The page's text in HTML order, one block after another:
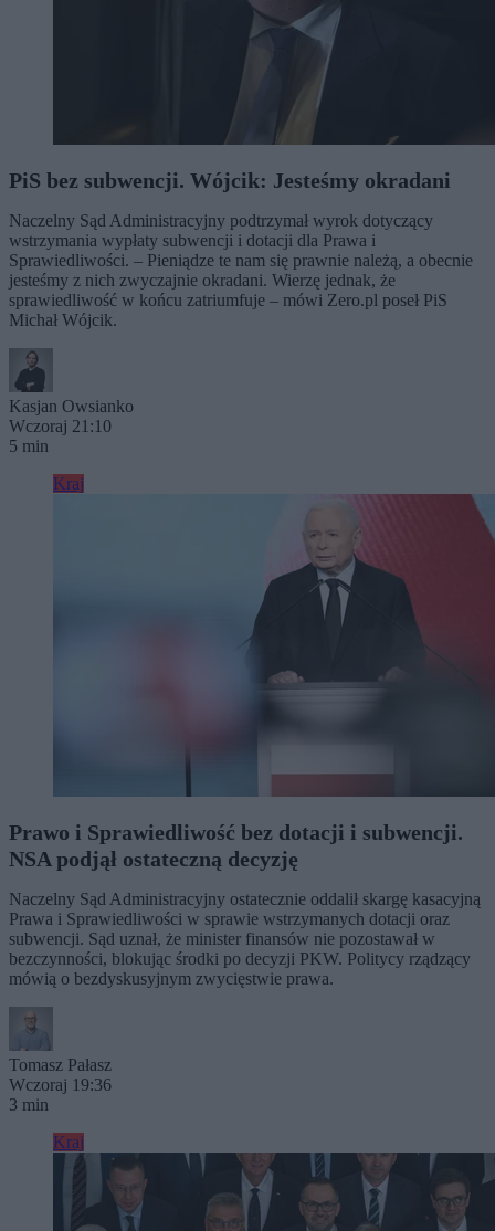
PiS bez subwencji. Wójcik: Jesteśmy okradani
Naczelny Sąd Administracyjny podtrzymał wyrok dotyczący
wstrzymania wypłaty subwencji i dotacji dla Prawa i
Sprawiedliwości. – Pieniądze te nam się prawnie należą, a obecnie
jesteśmy z nich zwyczajnie okradani. Wierzę jednak, że
sprawiedliwość w końcu zatriumfuje – mówi Zero.pl poseł PiS
Michał Wójcik.
Kasjan Owsianko
Wczoraj 21:10
5 min
Kraj
Prawo i Sprawiedliwość bez dotacji i subwencji.
NSA podjął ostateczną decyzję
Naczelny Sąd Administracyjny ostatecznie oddalił skargę kasacyjną
Prawa i Sprawiedliwości w sprawie wstrzymanych dotacji oraz
subwencji. Sąd uznał, że minister finansów nie pozostawał w
bezczynności, blokując środki po decyzji PKW. Politycy rządzący
mówią o bezdyskusyjnym zwycięstwie prawa.
Tomasz Pałasz
Wczoraj 19:36
3 min
Kraj